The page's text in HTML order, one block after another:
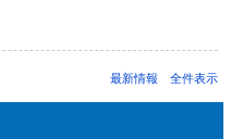
最新情報 全件表示